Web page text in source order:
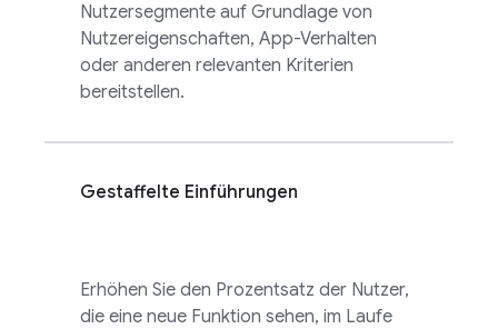
Nutzersegmente auf Grundlage von
Nutzereigenschaften, App-Verhalten
oder anderen relevanten Kriterien
bereitstellen.
Gestaffelte Einführungen
Erhöhen Sie den Prozentsatz der Nutzer,
die eine neue Funktion sehen, im Laufe